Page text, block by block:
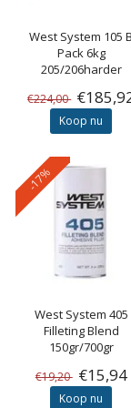
West System 105 B
Pack 6kg
205/206harder
€224,00
Koop nu
-17%
West System 405
Filleting Blend
150gr/700gr
€19,20 €15,94
Koop nu